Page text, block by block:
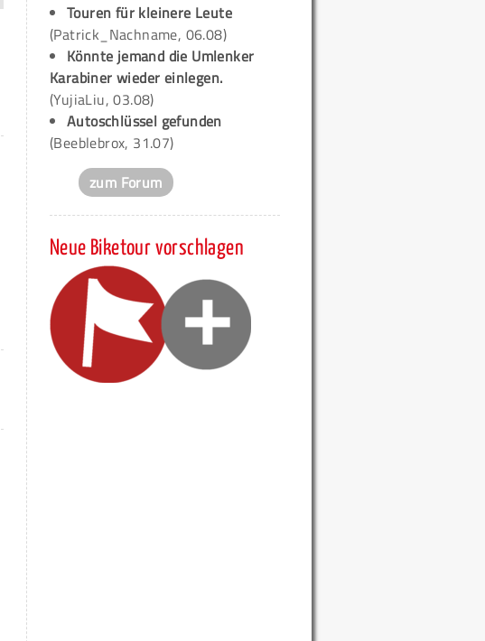
Touren für kleinere Leute
(Patrick_Nachname, 06.08)
Könnte jemand die Umlenker
Karabiner wieder einlegen.
(YujiaLiu, 03.08)
Autoschlüssel gefunden
(Beeblebrox, 31.07)
zum Forum
Neue Biketour vorschlagen